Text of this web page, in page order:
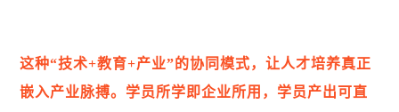
这种“技术+教育+产业”的协同模式，让人才培养真正
嵌入产业脉搏。学员所学即企业所用，学员产出可直